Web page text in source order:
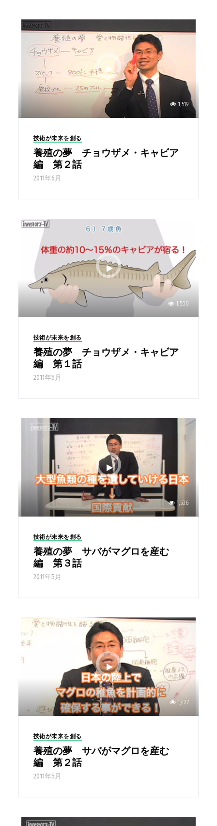
1,519
技術が未来を創る
養殖の夢 チョウザメ・キャビア
編 第２話
2011年6月
1,500
技術が未来を創る
養殖の夢 チョウザメ・キャビア
編 第１話
2011年5月
1,536
技術が未来を創る
養殖の夢 サバがマグロを産む
編 第３話
2011年5月
1,427
技術が未来を創る
養殖の夢 サバがマグロを産む
編 第２話
2011年5月